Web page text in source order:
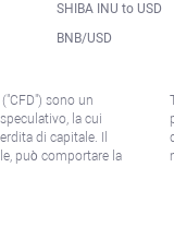
SHIBA INU to USD
BNB/USD
sono un
la cui
di capitale. Il
può comportare la